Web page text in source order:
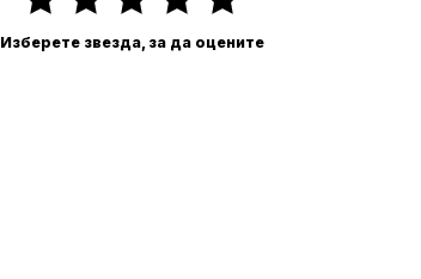
Изберете звезда, за да оцените